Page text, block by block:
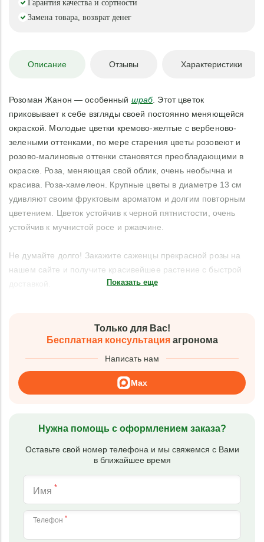
Гарантия качества и сортности
Замена товара, возврат денег
Описание Отзывы Характеристики
Розоман Жанон — особенный шраб. Этот цветок
приковывает к себе взгляды своей постоянно меняющейся
окраской. Молодые цветки кремово-желтые с вербеново-
зелеными оттенками, по мере старения цветы розовеют и
розово-малиновые оттенки становятся преобладающими в
окраске. Роза, меняющая свой облик, очень необычна и
красива. Роза-хамелеон. Крупные цветы в диаметре 13 см
удивляют своим фруктовым ароматом и долгим повторным
цветением. Цветок устойчив к черной пятнистости, очень
устойчив к мучнистой росе и ржавчине.
Не думайте долго! Закажите саженцы прекрасной розы на
нашем сайте и получите красивейшее растение с быстрой
Показать еще
Только для Вас!
Бесплатная консультацияагронома
Написать нам
Max
Нужна помощь с оформлением заказа?
Оставьте свой номер телефона и мы свяжемся с Вами
в ближайшее время
Имя *
Телефон *